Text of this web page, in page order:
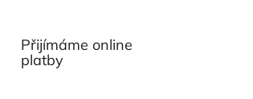
Přijímáme online
platby